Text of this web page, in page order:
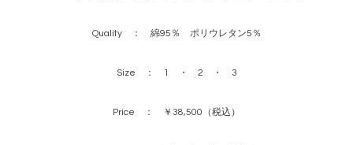
Quality ： 綿95％ ポリウレタン5％
Size ： 1 ・ 2 ・ 3
Price ： ￥38,500（税込）